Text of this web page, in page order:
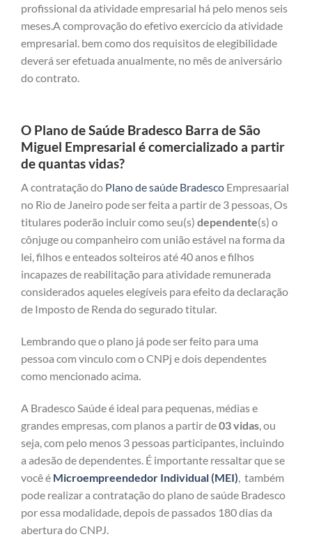
profissional da atividade empresarial há pelo menos seis
meses.A comprovação do efetivo exercício da atividade
empresarial. bem como dos requisitos de elegibilidade
deverá ser efetuada anualmente, no mês de aniversário
do contrato.
O Plano de Saúde Bradesco Barra de São
Miguel Empresarial é comercializado a partir
de quantas vidas?
A contratação do Plano de saúde Bradesco Empresaarial
no Rio de Janeiro pode ser feita a partir de 3 pessoas, Os
titulares poderão incluir como seu(s) dependente(s) o
cônjuge ou companheiro com união estável na forma da
lei, filhos e enteados solteiros até 40 anos e filhos
incapazes de reabilitação para atividade remunerada
considerados aqueles elegíveis para efeito da declaração
de Imposto de Renda do segurado titular.
Lembrando que o plano já pode ser feito para uma
pessoa com vinculo com o CNPj e dois dependentes
como mencionado acima.
A Bradesco Saúde é ideal para pequenas, médias e
grandes empresas, com planos a partir de03 vidas, ou
seja, com pelo menos 3 pessoas participantes, incluindo
a adesão de dependentes. É importante ressaltar que se
você é Microempreendedor Individual (MEI), também
pode realizar a contratação do plano de saúde Bradesco
por essa modalidade, depois de passados 180 dias da
abertura do CNPJ.